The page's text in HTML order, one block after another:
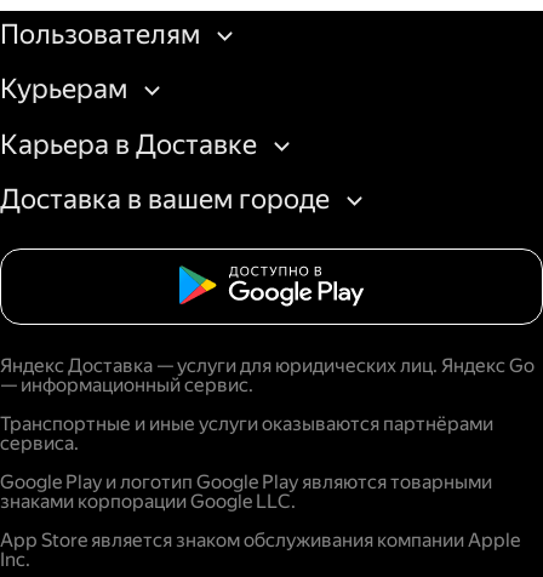
Пользователям
Курьерам
Карьера в Доставке
Доставка в вашем городе
Яндекс Доставка — услуги для юридических лиц. Яндекс Go
— информационный сервис.
Транспортные и иные услуги оказываются партнёрами
сервиса.
Google Play и логотип Google Play являются товарными
знаками корпорации Google LLC.
App Store является знаком обслуживания компании Apple
Inc.